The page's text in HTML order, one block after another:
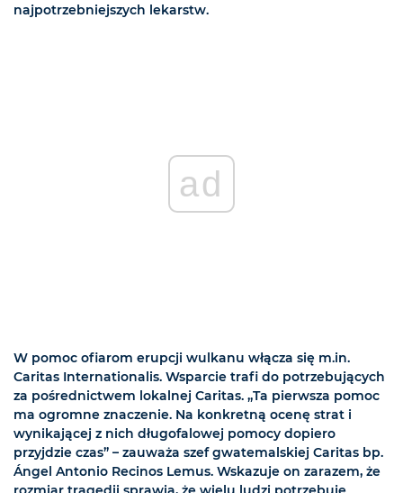
najpotrzebniejszych lekarstw.
ad
W pomoc ofiarom erupcji wulkanu włącza się m.in.
Caritas Internationalis. Wsparcie trafi do potrzebujących
za pośrednictwem lokalnej Caritas. „Ta pierwsza pomoc
ma ogromne znaczenie. Na konkretną ocenę strat i
wynikającej z nich długofalowej pomocy dopiero
przyjdzie czas” – zauważa szef gwatemalskiej Caritas bp.
Ángel Antonio Recinos Lemus. Wskazuje on zarazem, że